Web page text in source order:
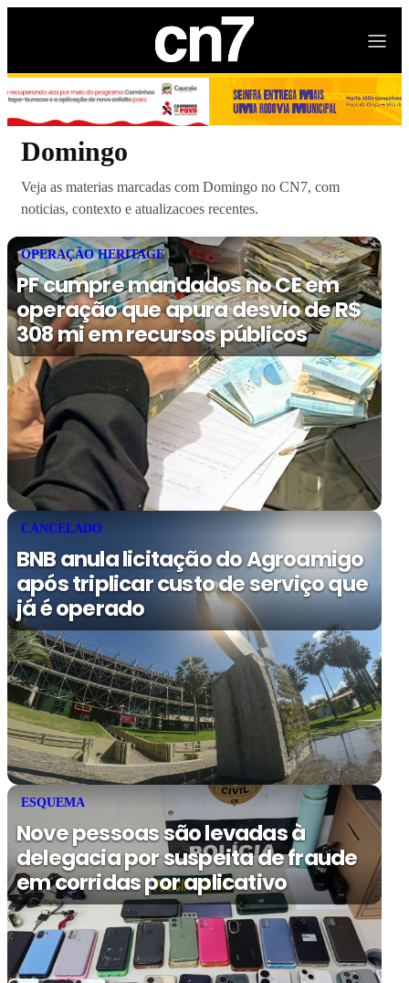
Domingo
Veja as materias marcadas com Domingo no CN7, com
noticias, contexto e atualizacoes recentes.
OPERAÇÃO HERITAGE
PF cumpre mandados no CE em
operação que apura desvio de R$
308 mi em recursos públicos
CANCELADO
BNB anula licitação do Agroamigo
após triplicar custo de serviço que
já é operado
ESQUEMA
Nove pessoas são levadas à
delegacia por suspeita de fraude
em corridas por aplicativo